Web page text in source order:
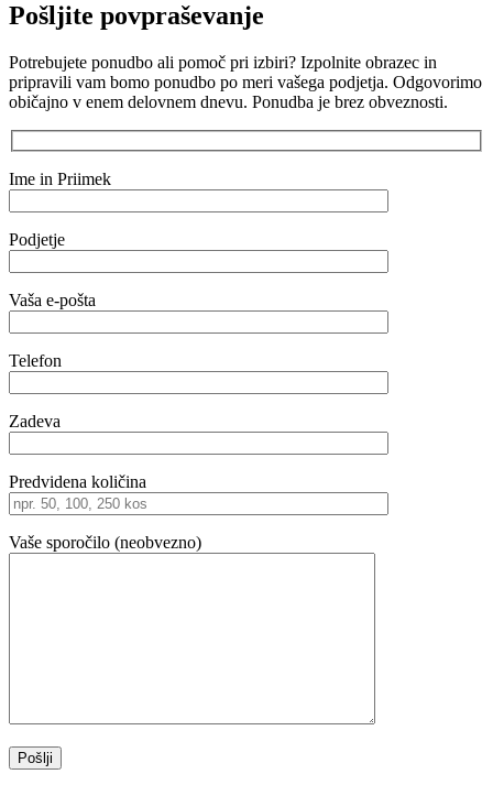
Pošljite povpraševanje
Potrebujete ponudbo ali pomoč pri izbiri? Izpolnite obrazec in
pripravili vam bomo ponudbo po meri vašega podjetja. Odgovorimo
običajno v enem delovnem dnevu. Ponudba je brez obveznosti.
Ime in Priimek
Podjetje
Vaša e-pošta
Telefon
Zadeva
Predvidena količina
Vaše sporočilo (neobvezno)